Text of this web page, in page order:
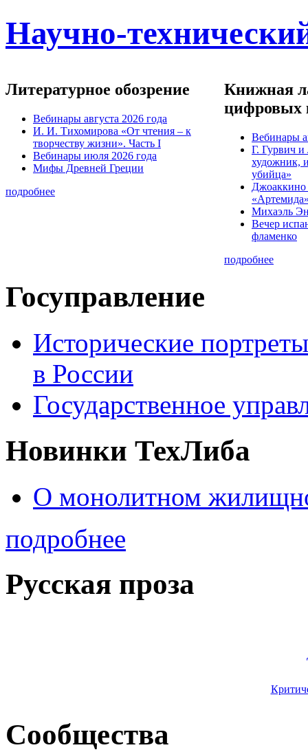
Научно-
Литературное обозрение
Вебинары августа 2026 года
И. И. Тихомирова «От чтения – к
творчеству жизни». Часть I
Вебинары июля 2026 года
Мифы Древней Греции
подробнее
Книжная
цифровых
Вебинары
Г. Гурвич
художник,
убийца»
Михаэль
Вечер
фламенко
подробнее
Госуправление
Исторические
в России
Государственное
Новинки ТехЛиба
О монолитном
подробнее
Русская проза
Сообщества